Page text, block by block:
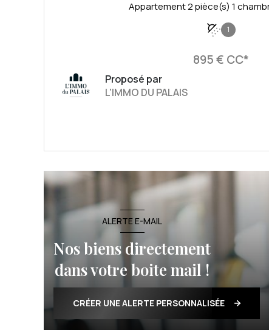
1
895 € CC*
Proposé par
L'IMMO DU PALAIS
ALERTE E-MAIL
Nos biens directement
dans votre boite mail !
CRÉER UNE ALERTE PERSONNALISÉE